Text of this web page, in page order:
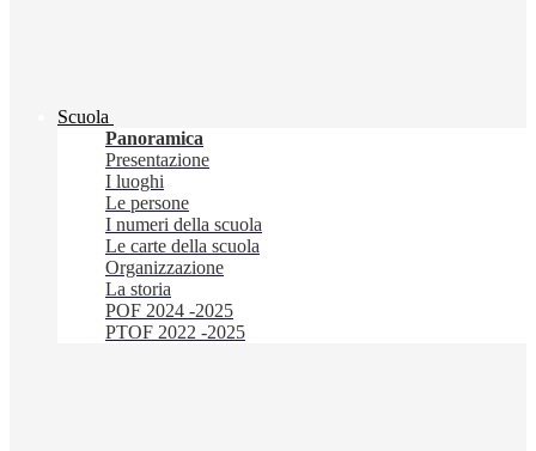
Scuola
Panoramica
Presentazione
I luoghi
Le persone
I numeri della scuola
Le carte della scuola
Organizzazione
La storia
POF 2024 -2025
PTOF 2022 -2025